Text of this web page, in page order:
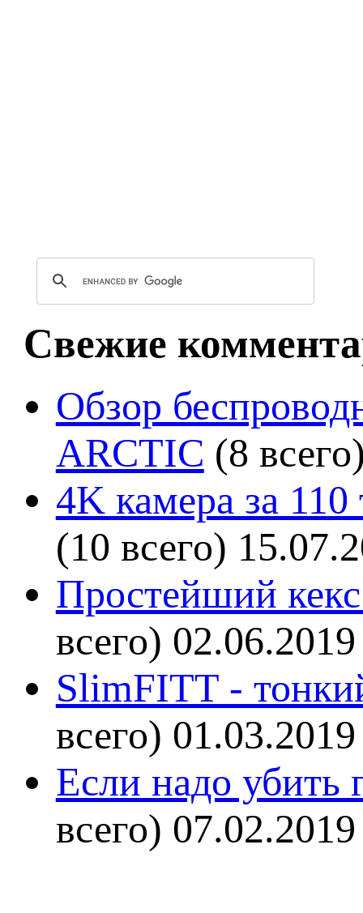
Свежие
Обзор
ARCTIC (8
4K камера за
(10 всего)
Простейший кекс
всего) 02.06.2019
SlimFITT -
всего) 01.03.2019
Если надо убить
всего) 07.02.2019